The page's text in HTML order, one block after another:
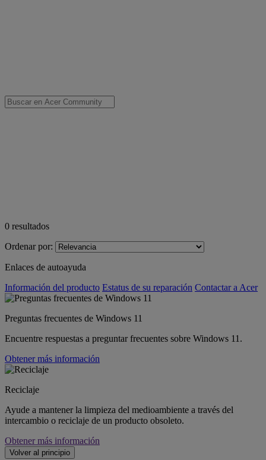
0 resultados
Ordenar por:
Enlaces de autoayuda
Información del producto Estatus de su reparación Contactar a Acer
Preguntas frecuentes de Windows 11
Encuentre respuestas a preguntar frecuentes sobre Windows 11.
Obtener más información
Reciclaje
Ayude a mantener la limpieza del medioambiente a través del
intercambio o reciclaje de un producto obsoleto.
Obtener más información
Volver al principio